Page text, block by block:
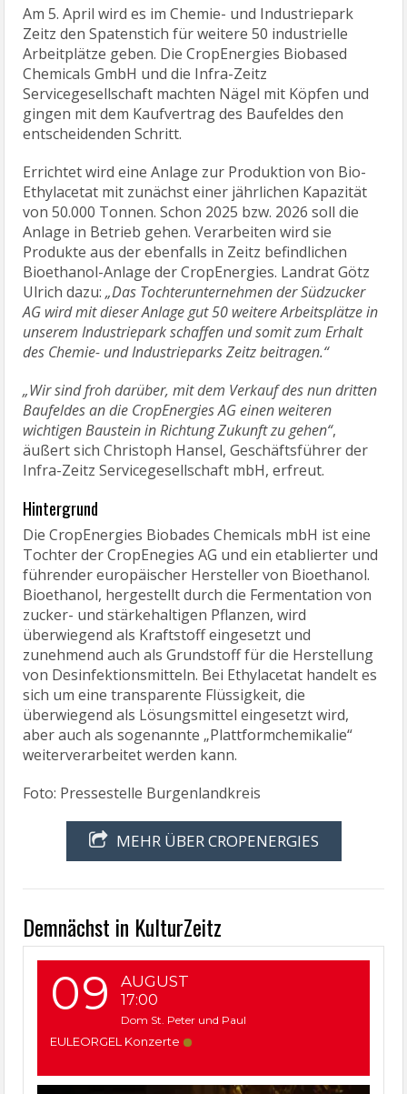
Am 5. April wird es im Chemie- und Industriepark
Zeitz den Spatenstich für weitere 50 industrielle
Arbeitplätze geben. Die CropEnergies Biobased
Chemicals GmbH und die Infra-Zeitz
Servicegesellschaft machten Nägel mit Köpfen und
gingen mit dem Kaufvertrag des Baufeldes den
entscheidenden Schritt.
Errichtet wird eine Anlage zur Produktion von Bio-
Ethylacetat mit zunächst einer jährlichen Kapazität
von 50.000 Tonnen. Schon 2025 bzw. 2026 soll die
Anlage in Betrieb gehen. Verarbeiten wird sie
Produkte aus der ebenfalls in Zeitz befindlichen
Bioethanol-Anlage der CropEnergies. Landrat Götz
Ulrich dazu:„Das Tochterunternehmen der Südzucker
AG wird mit dieser Anlage gut 50 weitere Arbeitsplätze in
unserem Industriepark schaffen und somit zum Erhalt
des Chemie- und Industrieparks Zeitz beitragen.“
„Wir sind froh darüber, mit dem Verkauf des nun dritten
Baufeldes an die CropEnergies AG einen weiteren
wichtigen Baustein in Richtung Zukunft zu gehen“,
äußert sich Christoph Hansel, Geschäftsführer der
Infra-Zeitz Servicegesellschaft mbH, erfreut.
Hintergrund
Die CropEnergies Biobades Chemicals mbH ist eine
Tochter der CropEnegies AG und ein etablierter und
führender europäischer Hersteller von Bioethanol.
Bioethanol, hergestellt durch die Fermentation von
zucker- und stärkehaltigen Pflanzen, wird
überwiegend als Kraftstoff eingesetzt und
zunehmend auch als Grundstoff für die Herstellung
von Desinfektionsmitteln. Bei Ethylacetat handelt es
sich um eine transparente Flüssigkeit, die
überwiegend als Lösungsmittel eingesetzt wird,
aber auch als sogenannte „Plattformchemikalie“
weiterverarbeitet werden kann.
Foto: Pressestelle Burgenlandkreis
MEHR ÜBER CROPENERGIES
Demnächst in KulturZeitz
09 AUGUST
17:00
Dom St. Peter und Paul
EULEORGEL Konzerte